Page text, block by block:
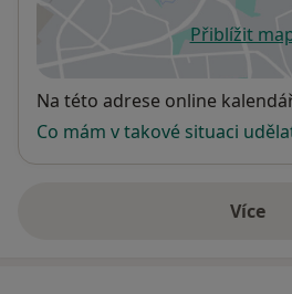
Přiblížitse
Dostupnost
Na této adrese online
Co mám v takové situaci
Více
o